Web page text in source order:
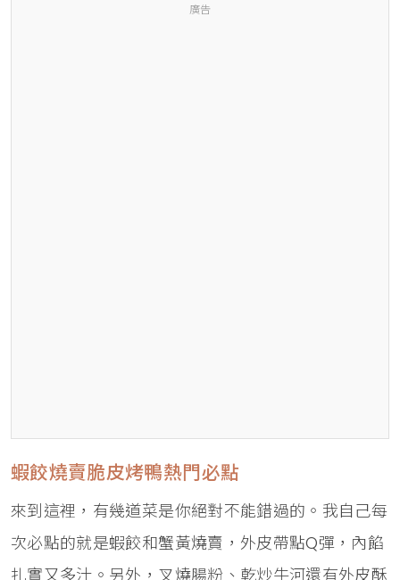
廣告
蝦餃燒賣脆皮烤鴨熱門必點
來到這裡，有幾道菜是你絕對不能錯過的。我自己每
次必點的就是蝦餃和蟹黃燒賣，外皮帶點Q彈，內餡
扎實又多汁。另外，叉燒腸粉、乾炒牛河還有外皮酥